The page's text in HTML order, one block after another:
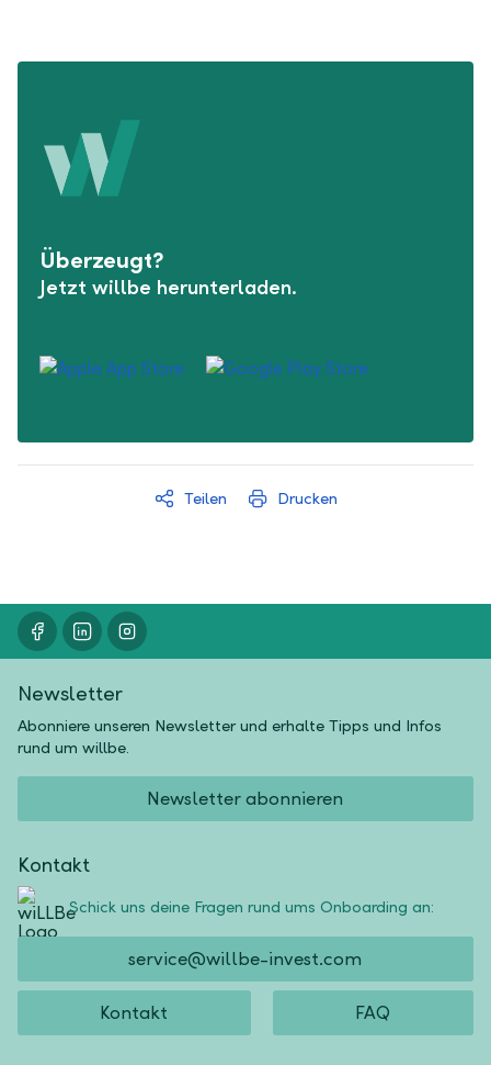
Überzeugt?
Jetzt willbe herunterladen.
Teilen Drucken
Newsletter
Abonniere unseren Newsletter und erhalte Tipps und Infos
rund um willbe.
Newsletter abonnieren
Kontakt
Schick uns deine Fragen rund ums Onboarding an:
service@willbe-invest.com
Kontakt FAQ